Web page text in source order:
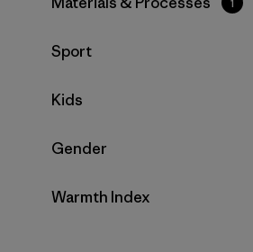
Filtrar por
Sport
Filtrar por
Kids
Filtrar por
Gender
Filtrar por
Warmth Index